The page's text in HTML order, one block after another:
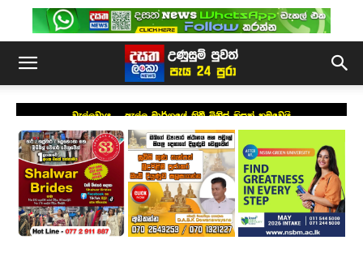
වැල්ලවාය – ඇල්ල මාර්ගයේ තිබී මිනිස් හිසක් හමුවෙයි